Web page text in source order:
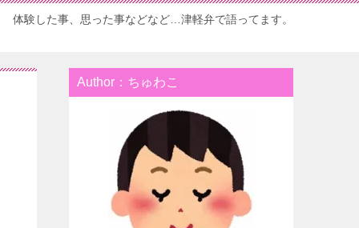
体験した事、思った事などなど…津軽弁で語ってます。
Author：ちゅわこ